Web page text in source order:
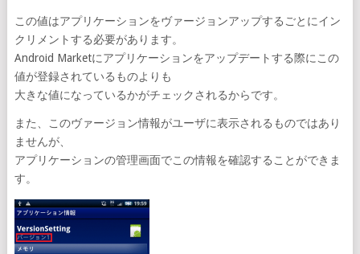
この値はアプリケーションをヴァージョンアップするごとにイン
クリメントする必要があります。
Android Marketにアプリケーションをアップデートする際にこの
値が登録されているものよりも
大きな値になっているかがチェックされるからです。
また、このヴァージョン情報がユーザに表示されるものではあり
ませんが、
アプリケーションの管理画面でこの情報を確認することができま
す。